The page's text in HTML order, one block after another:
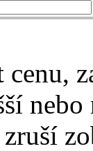
cenu,
nebo